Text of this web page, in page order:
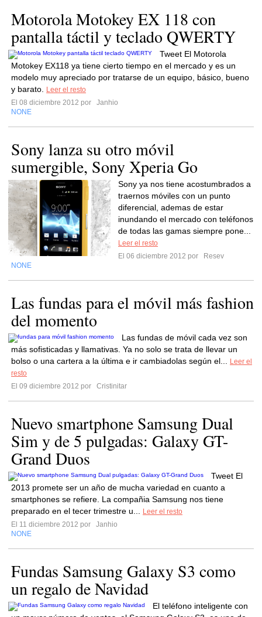
Motorola Motokey EX 118 con
pantalla táctil y teclado QWERTY
Tweet El Motorola
Motokey EX118 ya tiene cierto tiempo en el mercado y es un
modelo muy apreciado por tratarse de un equipo, básico, bueno
y barato.
Leer el resto
El 08 diciembre 2012 por
Janhio
NONE
Sony lanza su otro móvil
sumergible, Sony Xperia Go
Sony ya nos tiene acostumbrados a
traernos móviles con un punto
diferencial, ademas de estar
inundando el mercado con teléfonos
de todas las gamas siempre pone...
Leer el resto
El 06 diciembre 2012 por
Resev
NONE
Las fundas para el móvil más fashion
del momento
Las fundas de móvil cada vez son
más sofisticadas y llamativas. Ya no solo se trata de llevar un
bolso o una cartera a la última e ir cambiadolas según el...
Leer el
resto
El 09 diciembre 2012 por
Cristinitar
Nuevo smartphone Samsung Dual
Sim y de 5 pulgadas: Galaxy GT-
Grand Duos
Tweet El
2013 promete ser un año de mucha variedad en cuanto a
smartphones se refiere. La compañia Samsung nos tiene
preparado en el tecer trimestre u...
Leer el resto
El 11 diciembre 2012 por
Janhio
NONE
Fundas Samsung Galaxy S3 como
un regalo de Navidad
El teléfono inteligente con